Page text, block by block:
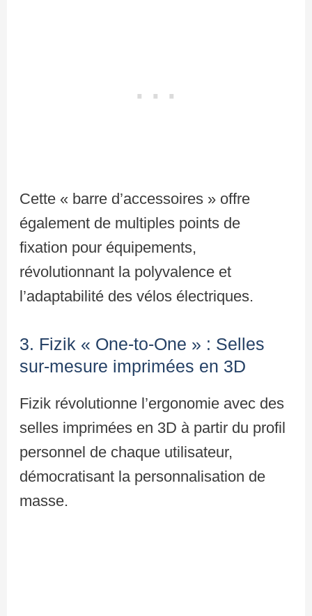
Cette « barre d’accessoires » offre
également de multiples points de
fixation pour équipements,
révolutionnant la polyvalence et
l’adaptabilité des vélos électriques.
3. Fizik « One-to-One » : Selles
sur-mesure imprimées en 3D
Fizik révolutionne l’ergonomie avec des
selles imprimées en 3D à partir du profil
personnel de chaque utilisateur,
démocratisant la personnalisation de
masse.